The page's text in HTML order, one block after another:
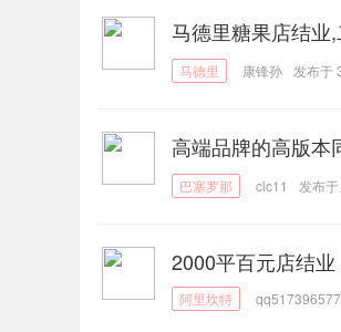
马德里糖果店结业
康锋孙
发布于
高端品牌的高版本
clc11
发布
2000平百元店结
qq517396577